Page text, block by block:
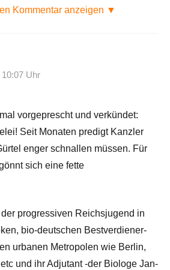
Kommentar anzeigen ▼
Uhr
vorgeprescht und verkündet:
Seit Monaten predigt Kanzler
enger schnallen müssen. Für
sich eine fette
progressiven Reichsjugend in
bio-deutschen Bestverdiener-
urbanen Metropolen wie Berlin,
und ihr Adjutant -der Biologe Jan-